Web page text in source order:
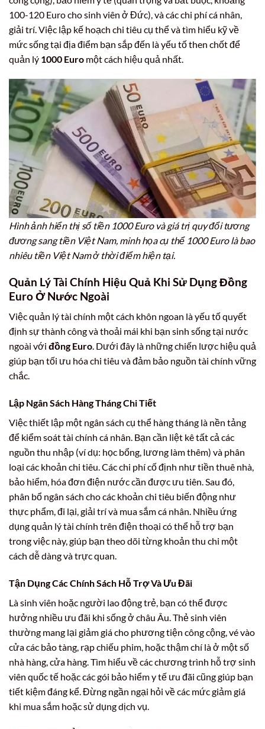
100-120 Euro cho sinh viên ở Đức), và các chi phí cá nhân,
giải trí. Việc lập kế hoạch chi tiêu cụ thể và tìm hiểu kỹ về
mức sống tại địa điểm bạn sắp đến là yếu tố then chốt để
quản lý 1000 Euro một cách hiệu quả nhất.
Hình ảnh hiển thị số tiền 1000 Euro và giá trị quy đổi tương
đương sang tiền Việt Nam, minh họa cụ thể 1000 Euro là bao
nhiêu tiền Việt Nam ở thời điểm hiện tại.
Quản Lý Tài Chính Hiệu Quả Khi Sử Dụng Đồng
Euro Ở Nước Ngoài
Việc quản lý tài chính một cách khôn ngoan là yếu tố quyết
định sự thành công và thoải mái khi bạn sinh sống tại nước
ngoài với đồng Euro. Dưới đây là những chiến lược hiệu quả
giúp bạn tối ưu hóa chi tiêu và đảm bảo nguồn tài chính vững
chắc.
Lập Ngân Sách Hàng Tháng Chi Tiết
Việc thiết lập một ngân sách cụ thể hàng tháng là nền tảng
để kiểm soát tài chính cá nhân. Bạn cần liệt kê tất cả các
nguồn thu nhập (ví dụ: học bổng, lương làm thêm) và phân
loại các khoản chi tiêu. Các chi phí cố định như tiền thuê nhà,
bảo hiểm, hóa đơn điện nước cần được ưu tiên. Sau đó,
phân bổ ngân sách cho các khoản chi tiêu biến động như
thực phẩm, đi lại, giải trí và mua sắm cá nhân. Nhiều ứng
dụng quản lý tài chính trên điện thoại có thể hỗ trợ bạn
trong việc này, giúp bạn theo dõi từng khoản thu chi một
cách dễ dàng và trực quan.
Tận Dụng Các Chính Sách Hỗ Trợ Và Ưu Đãi
Là sinh viên hoặc người lao động trẻ, bạn có thể được
hưởng nhiều ưu đãi khi sống ở châu Âu. Thẻ sinh viên
thường mang lại giảm giá cho phương tiện công cộng, vé vào
cửa các bảo tàng, rạp chiếu phim, hoặc thậm chí là ở một số
nhà hàng, cửa hàng. Tìm hiểu về các chương trình hỗ trợ sinh
viên quốc tế hoặc các gói bảo hiểm y tế ưu đãi cũng giúp bạn
tiết kiệm đáng kể. Đừng ngần ngại hỏi về các mức giảm giá
khi mua sắm hoặc sử dụng dịch vụ.